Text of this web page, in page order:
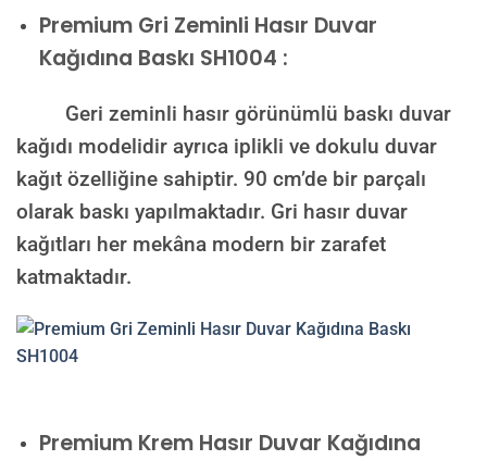
Premium Gri Zeminli Hasır Duvar
Kağıdına Baskı SH1004 :
Geri zeminli hasır görünümlü baskı duvar
kağıdı modelidir ayrıca iplikli ve dokulu duvar
kağıt özelliğine sahiptir. 90 cm’de bir parçalı
olarak baskı yapılmaktadır. Gri hasır duvar
kağıtları her mekâna modern bir zarafet
katmaktadır.
Premium Krem Hasır Duvar Kağıdına